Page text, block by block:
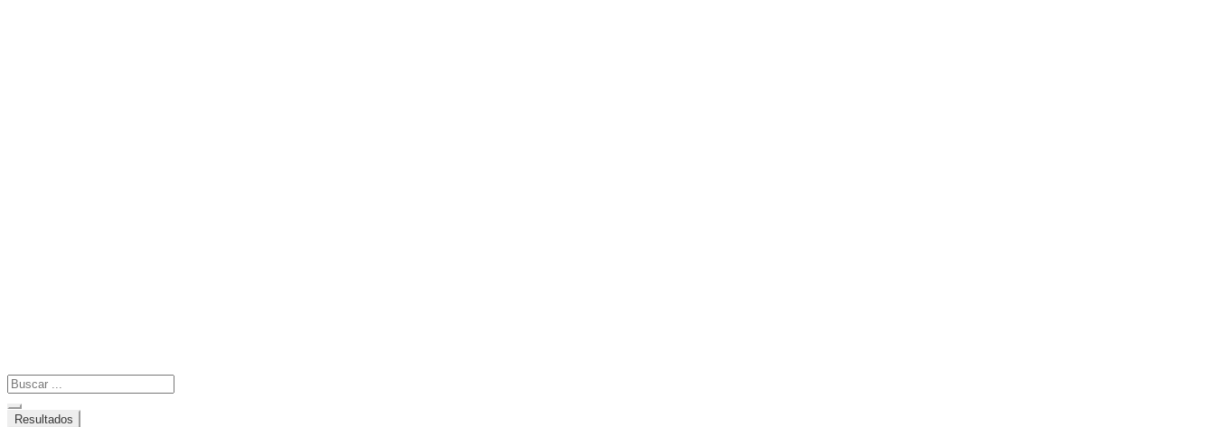
Search
...
Resultados